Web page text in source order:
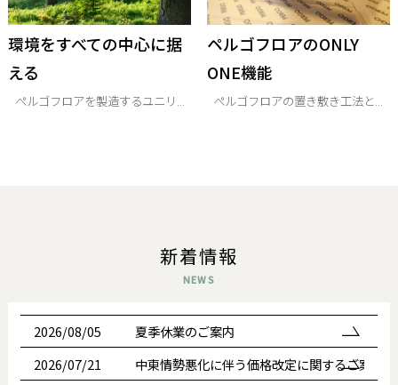
環境をすべての中心に据
える
ぺルゴフロアを製造するユニリ...
ペルゴフロアのONLY
ONE機能
ぺルゴフロアの置き敷き工法と...
新着情報
NEWS
2026/08/05
夏季休業のご案内
2026/07/21
中東情勢悪化に伴う価格改定に関するご案内